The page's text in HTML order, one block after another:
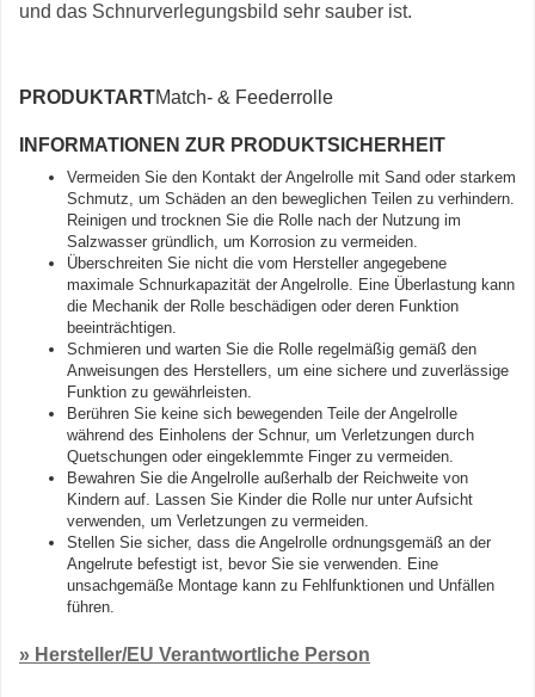
und das Schnurverlegungsbild sehr sauber ist.
PRODUKTARTMatch- & Feederrolle
INFORMATIONEN ZUR PRODUKTSICHERHEIT
Vermeiden Sie den Kontakt der Angelrolle mit Sand oder starkem
Schmutz, um Schäden an den beweglichen Teilen zu verhindern.
Reinigen und trocknen Sie die Rolle nach der Nutzung im
Salzwasser gründlich, um Korrosion zu vermeiden.
Überschreiten Sie nicht die vom Hersteller angegebene
maximale Schnurkapazität der Angelrolle. Eine Überlastung kann
die Mechanik der Rolle beschädigen oder deren Funktion
beeinträchtigen.
Schmieren und warten Sie die Rolle regelmäßig gemäß den
Anweisungen des Herstellers, um eine sichere und zuverlässige
Funktion zu gewährleisten.
Berühren Sie keine sich bewegenden Teile der Angelrolle
während des Einholens der Schnur, um Verletzungen durch
Quetschungen oder eingeklemmte Finger zu vermeiden.
Bewahren Sie die Angelrolle außerhalb der Reichweite von
Kindern auf. Lassen Sie Kinder die Rolle nur unter Aufsicht
verwenden, um Verletzungen zu vermeiden.
Stellen Sie sicher, dass die Angelrolle ordnungsgemäß an der
Angelrute befestigt ist, bevor Sie sie verwenden. Eine
unsachgemäße Montage kann zu Fehlfunktionen und Unfällen
führen.
» Hersteller/EU Verantwortliche Person